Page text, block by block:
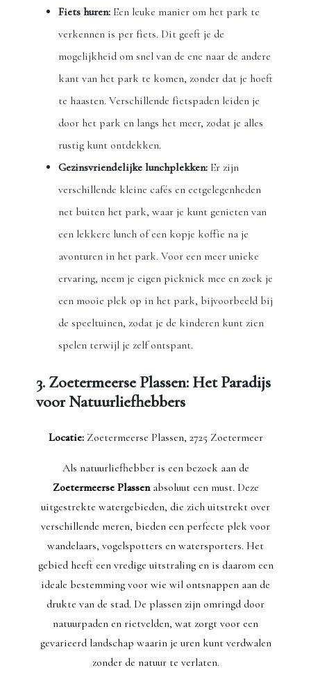
Fiets huren: Een leuke manier om het park te
verkennen is per fiets. Dit geeft je de
mogelijkheid om snel van de ene naar de andere
kant van het park te komen, zonder dat je hoeft
te haasten. Verschillende fietspaden leiden je
door het park en langs het meer, zodat je alles
rustig kunt ontdekken.
Gezinsvriendelijke lunchplekken: Er zijn
verschillende kleine cafés en eetgelegenheden
net buiten het park, waar je kunt genieten van
een lekkere lunch of een kopje koffie na je
avonturen in het park. Voor een meer unieke
ervaring, neem je eigen picknick mee en zoek je
een mooie plek op in het park, bijvoorbeeld bij
de speeltuinen, zodat je de kinderen kunt zien
spelen terwijl je zelf ontspant.
3. Zoetermeerse Plassen: Het Paradijs
voor Natuurliefhebbers
Locatie:Zoetermeerse Plassen, 2725 Zoetermeer
Als natuurliefhebber is een bezoek aan de
Zoetermeerse Plassenabsoluut een must. Deze
uitgestrekte watergebieden, die zich uitstrekt over
verschillende meren, bieden een perfecte plek voor
wandelaars, vogelspotters en watersporters. Het
gebied heeft een vredige uitstraling en is daarom een
ideale bestemming voor wie wil ontsnappen aan de
drukte van de stad. De plassen zijn omringd door
natuurpaden en rietvelden, wat zorgt voor een
gevarieerd landschap waarin je uren kunt verdwalen
zonder de natuur te verlaten.